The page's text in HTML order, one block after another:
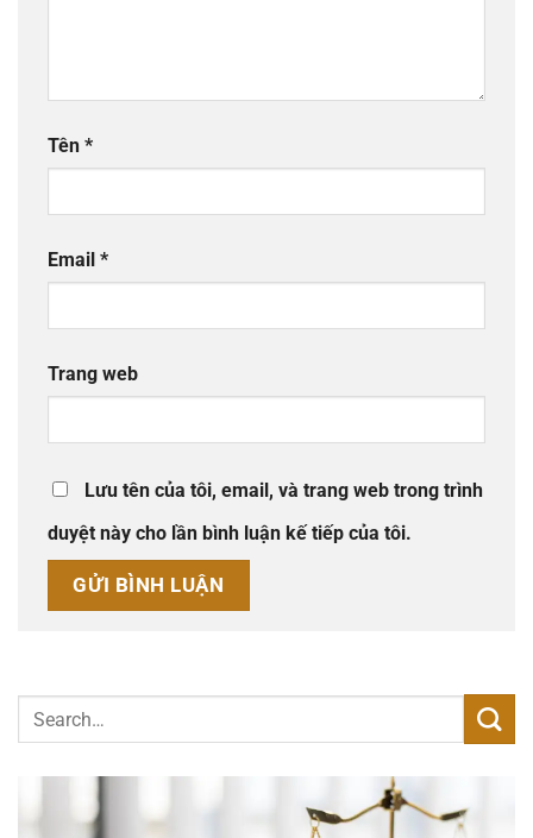
Tên *
Email *
Trang web
Lưu tên của tôi, email, và trang web trong trình
duyệt này cho lần bình luận kế tiếp của tôi.